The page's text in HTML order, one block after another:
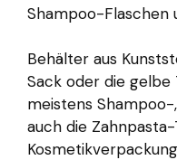
Shampoo-Flaschen
Behälter aus
Sack oder die gelbe
meistens
auch die